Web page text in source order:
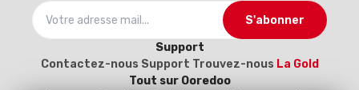
S'abonner
Support
Contactez-nous Support Trouvez-nous La Gold
Tout sur Ooredoo